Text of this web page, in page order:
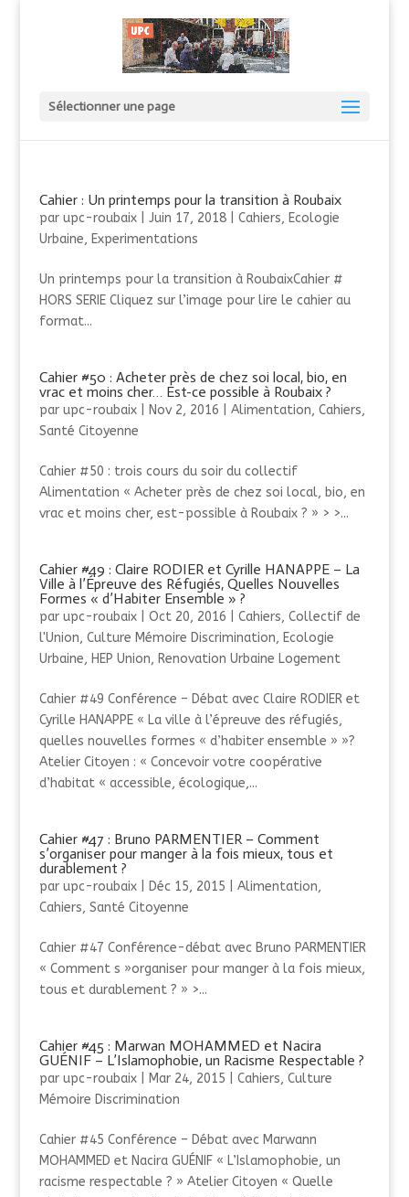
Sélectionner une page
Cahier : Un printemps pour la transition à Roubaix
par upc-roubaix| Juin 17, 2018| Cahiers, Ecologie
Urbaine, Experimentations
Un printemps pour la transition à RoubaixCahier #
HORS SERIE Cliquez sur l’image pour lire le cahier au
format...
Cahier #50 : Acheter près de chez soi local, bio, en
vrac et moins cher… Est-ce possible à Roubaix ?
par upc-roubaix| Nov 2, 2016 Alimentation, Cahiers,
Santé Citoyenne
Cahier #50 : trois cours du soir du collectif
Alimentation « Acheter près de chez soi local, bio, en
vrac et moins cher, est-possible à Roubaix ? » > >...
Cahier #49 : Claire RODIER et Cyrille HANAPPE – La
Ville à l’Épreuve des Réfugiés, Quelles Nouvelles
Formes « d’Habiter Ensemble » ?
par upc-roubaix| Oct 20, 2016 Cahiers, Collectif de
l'Union, Culture Mémoire Discrimination, Ecologie
Urbaine, HEP Union, Renovation Urbaine Logement
Cahier #49 Conférence – Débat avec Claire RODIER et
Cyrille HANAPPE « La ville à l’épreuve des réfugiés,
quelles nouvelles formes « d’habiter ensemble » »?
Atelier Citoyen : « Concevoir votre coopérative
d’habitat « accessible, écologique,...
Cahier #47 : Bruno PARMENTIER – Comment
s’organiser pour manger à la fois mieux, tous et
durablement ?
par upc-roubaix| Déc 15, 2015 Alimentation,
Cahiers, Santé Citoyenne
Cahier #47 Conférence-débat avec Bruno PARMENTIER
« Comment s »organiser pour manger à la fois mieux,
tous et durablement ? » >...
Cahier #45 : Marwan MOHAMMED et Nacira
GUÉNIF – L’Islamophobie, un Racisme Respectable ?
par upc-roubaix| Mar 24, 2015 Cahiers, Culture
Mémoire Discrimination
Cahier #45 Conférence – Débat avec Marwann
MOHAMMED et Nacira GUÉNIF « L’Islamophobie, un
racisme respectable ? » Atelier Citoyen « Quelle